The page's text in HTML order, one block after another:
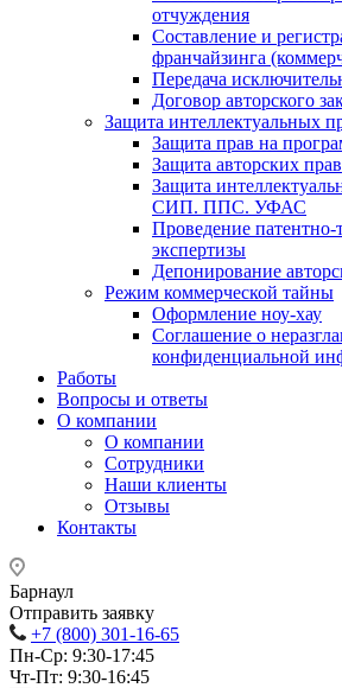
отчуждения
Составление и
франчайзинга
Передача
Договор авторского
Защита интеллектуальных
Защита прав на
Защита авторских прав
Защита
СИП. ППС. УФАС
Проведение патентно-
экспертизы
Депонирование
Режим коммерческой тайны
Оформление ноу-хау
Соглашение о
конфиденциальной
Работы
Вопросы и ответы
О компании
О компании
Сотрудники
Наши клиенты
Отзывы
Контакты
Барнаул
Отправить заявку
+7 (800) 301-16-65
Пн-Ср: 9:30-17:45
Чт-Пт: 9:30-16:45